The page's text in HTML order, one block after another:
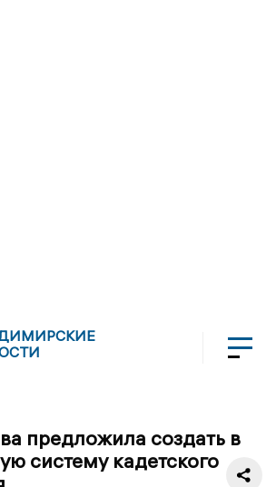
предложила создать в
систему кадетского